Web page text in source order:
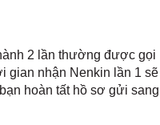
2 lần thường được gọi
gian nhận Nenkin lần 1 sẽ
hoàn tất hồ sơ gửi sang